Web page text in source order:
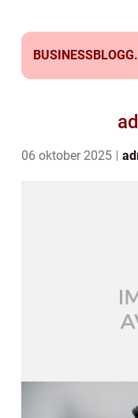
BUSINESSBLOGG.
06 oktober 2025